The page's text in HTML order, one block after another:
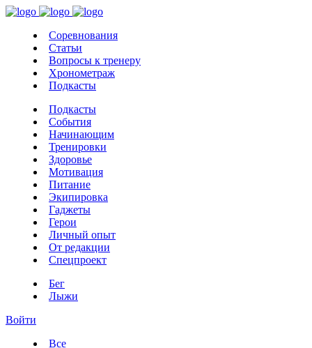
Соревнования
Статьи
Вопросы к тренеру
Хронометраж
Подкасты
Подкасты
События
Начинающим
Тренировки
Здоровье
Мотивация
Питание
Экипировка
Гаджеты
Герои
Личный опыт
От редакции
Спецпроект
Бег
Лыжи
Войти
Все